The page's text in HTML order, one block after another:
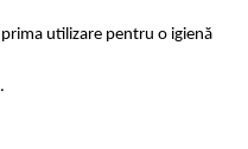
utilizare pentru o igienă